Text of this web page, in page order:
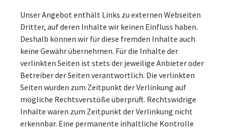
Unser Angebot enthält Links zu externen Webseiten
Dritter, auf deren Inhalte wir keinen Einfluss haben.
Deshalb können wir für diese fremden Inhalte auch
keine Gewähr übernehmen. Für die Inhalte der
verlinkten Seiten ist stets der jeweilige Anbieter oder
Betreiber der Seiten verantwortlich. Die verlinkten
Seiten wurden zum Zeitpunkt der Verlinkung auf
mögliche Rechtsverstöße überprüft. Rechtswidrige
Inhalte waren zum Zeitpunkt der Verlinkung nicht
erkennbar. Eine permanente inhaltliche Kontrolle